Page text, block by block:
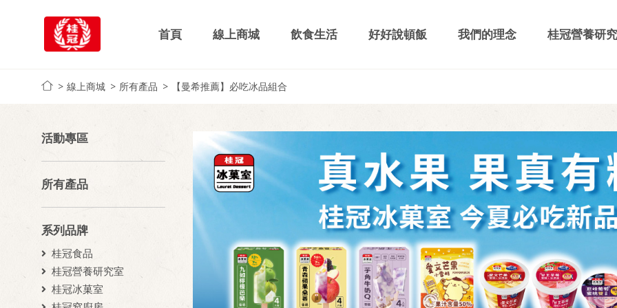
首頁 線上商城 飲食生活 好好說頓飯 我們的理念 桂冠營養研
線上商城 所有產品 【曼希推薦】必吃冰品組合
活動專區
所有產品
系列品牌
桂冠食品
桂冠營養研究室
桂冠冰菓室